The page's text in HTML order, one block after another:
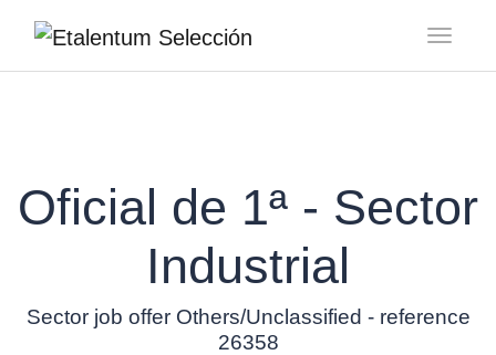
Oficial de 1ª - Sector
Industrial
Sector job offer Others/Unclassified - reference
26358